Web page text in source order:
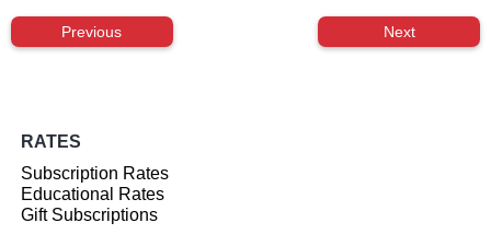
Previous Next
RATES
Subscription Rates
Educational Rates
Gift Subscriptions